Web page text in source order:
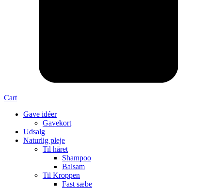
Cart
Gave idéer
Gavekort
Udsalg
Naturlig pleje
Til håret
Shampoo
Balsam
Til Kroppen
Fast sæbe